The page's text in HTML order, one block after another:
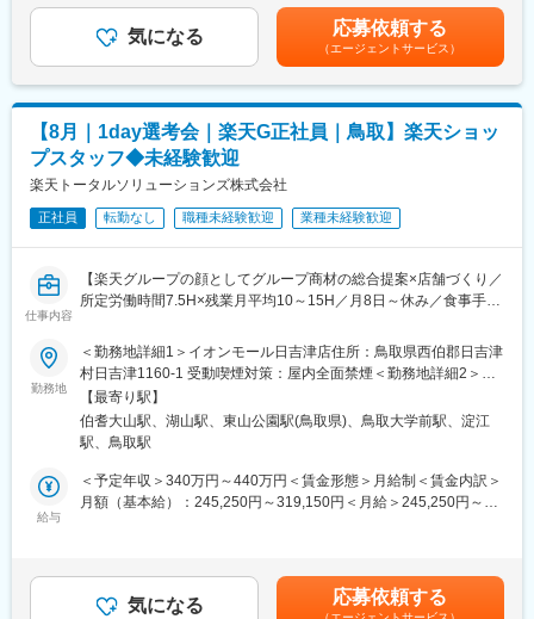
・キャンペーン企画など、集客に向けた取り組み
■キャリアパス：
スタッフ（R CREW）から店長を経てRSV（スーパーバイザー）
へステップアップが可能です。RSV経験後はマネジメントや本部
への異動の道もあり、長期的にキャリア形成ができます。まずは
入社後1年で店長昇格を目指していただきます。
■組織構成：
1店舗あたり店長1名、スタッフ5～15名で運営。チームワークを
変更の範囲：会社の定める業務
同社は独立系ソフトウェア開発会社として地方自治体向け行政シ
ステム、病院向け医療情報システム、民間企業向け各種基幹シス
テムの開発などを主に行い規模を拡大しています。クライアント
■同社の理念
「県北津山にも本格的なシステム開発の企業を」という熱い思い
業の発展の一翼を担ってきました。本社移転を機に、企業規模の
さらなる拡充を図り、受注開発の伸展を目指すと共に、独自ソフ
ステムソリューションを通じて社会に貢献すべく、社員一人ひと
りが常に「志」を持ち続け、自己形成の向上に努めながら新たな
進する企業でありたいと同社は考えています。
■社風 若さあふれる自由で伸び伸びとした雰囲気が最大の特色で
す。また仕事だけでなく各種クラブ活動も活発で、そうした活動
で生まれたスタッフ間のコミュニケーションが仕事面でも大いに
歳迄で算出賃金はあくまでも目安の金額であり、選考を通じて上
下する可能性があります。月給(月額)は固定手当を含めた表記で
気になる 応募依頼する
（エージェントサービス）
【8月｜1day選考会｜楽天G正社員｜鳥取】楽天ショッ
プスタッフ◆未経験歓迎
楽天トータルソリューションズ株式会社
正社員 転勤なし 職種未経験歓迎 業種未経験歓迎
仕事内容
【楽天グループの顔としてグループ商材の総合提案×店舗づくり／
所定労働時間7.5H×残業月平均10～15H／月8日～休み／食事手当
楽天モバイルショップに来店されるお客様へ、スマートフォン・
料金プラン・楽天カード・楽天市場・楽天ポイントなど、楽天経
済圏の幅広いサービスを総合的にご提案します。単なる携帯販売
ではなく、楽天グループ唯一の対面チャネルとして、お客様の生
活をより豊かにするトータルサポートを行うポジションです。
【今回の選考会の特徴】
・最短1日で内々定も可能！
・Web開催のため、全国どこからでも参加可能
【選考会の概要】
・形式： Web開催（事前に企業セミナー動画をご視聴いただきま
勤務地
＜勤務地詳細1＞イオンモール日吉津店住所：鳥取県西伯郡日吉津
村日吉津1160-1 受動喫煙対策：屋内全面禁煙＜勤務地詳細2＞イ
オンモール鳥取北店住所：鳥取県鳥取市晩稲348 受動喫煙対策：
屋内全面禁煙変更の範囲：会社の定める事業所
【最寄り駅】
伯耆大山駅、湖山駅、東山公園駅(鳥取県)、鳥取大学前駅、淀江
駅、鳥取駅
給与
＜予定年収＞340万円～440万円＜賃金形態＞月給制＜賃金内訳＞
月額（基本給）：245,250円～319,150円＜月給＞245,250円～
合：370万～550万円賃金はあくまでも目安の金額であり、選考を
通じて上下する可能性があります。月給(月額)は固定手当を含めた
気になる 応募依頼する